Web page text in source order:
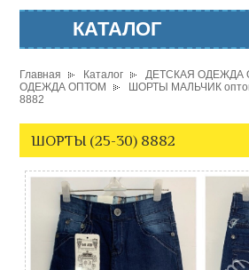
КАТАЛОГ
Главная Каталог ДЕТСКАЯ ОДЕЖДА
ОДЕЖДА ОПТОМ
ШОРТЫ МАЛЬЧИК
8882
ШОРТЫ (25-30) 8882